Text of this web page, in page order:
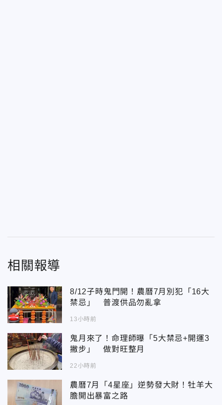
相關報導
8/12子時鬼門開！農曆7月別犯「16大
禁忌」 普渡供品勿亂拿
13小時前
鬼月來了！命理師曝「5大禁忌+開運3
撇步」 做對旺整月
22小時前
農曆7月「4星座」逆勢發大財！牡羊大
膽開出暴富之路